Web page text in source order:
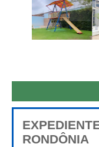
RONDÔNIA